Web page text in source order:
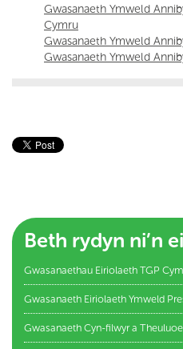
Gwasanaeth Ymweld
Cymru
Gwasanaeth Ymweld
Gwasanaeth Ymweld
Beth rydyn ni’n
Gwasanaethau Eiriolaeth TGP
Gwasanaeth Eiriolaeth Ymweld
Gwasanaeth Cyn-filwyr a